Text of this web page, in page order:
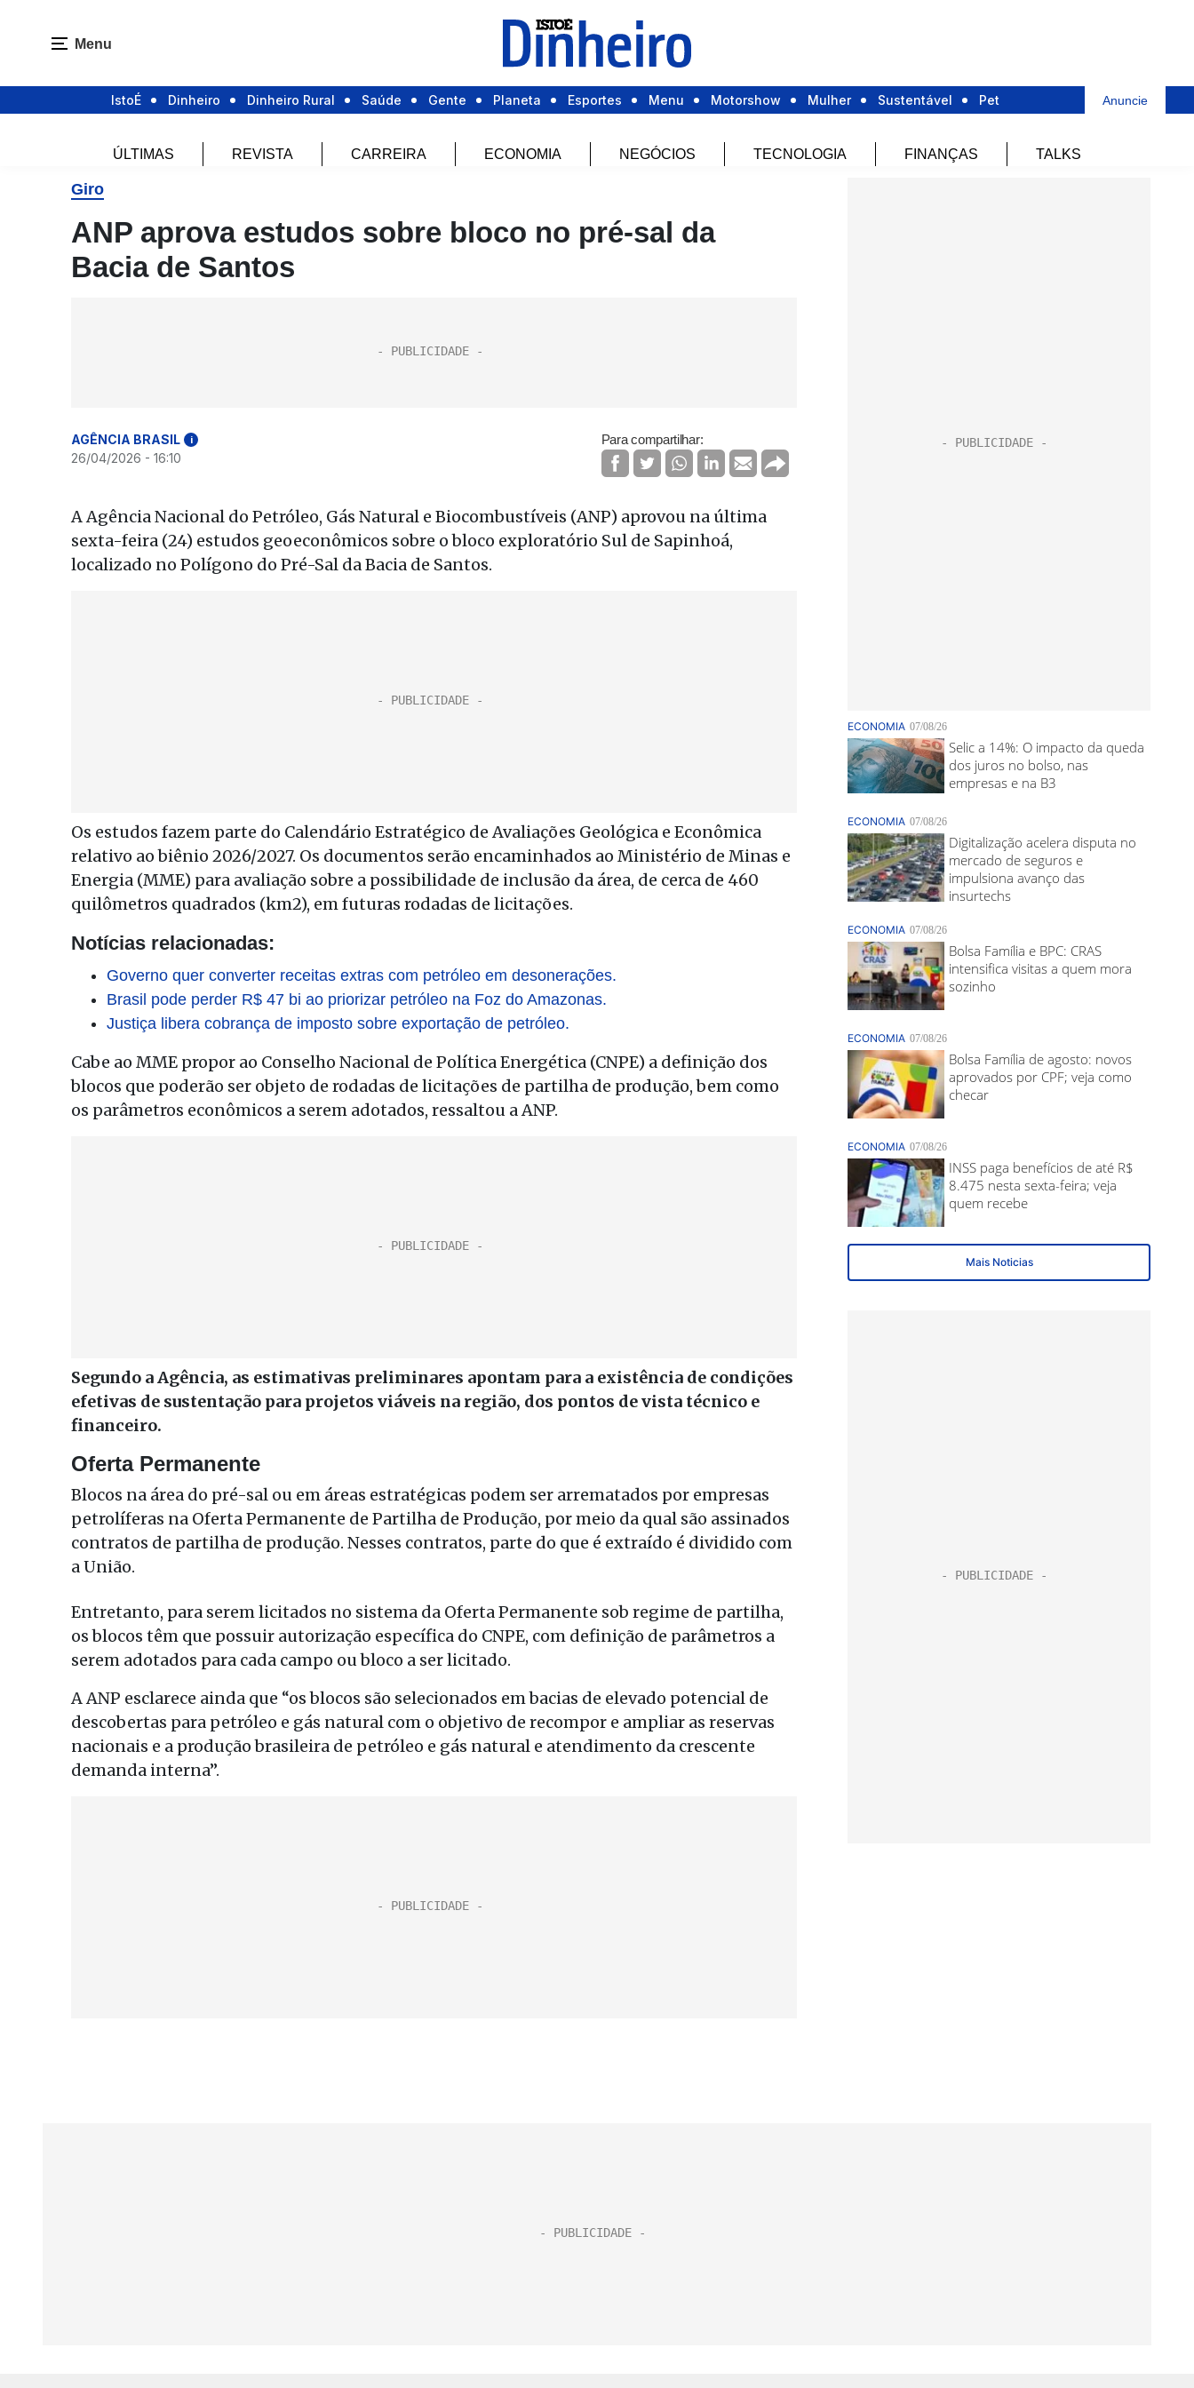
Menu
IstoÉ Dinheiro Dinheiro Rural Saúde Gente Planeta Esportes Menu Motorshow Mulher Sustentável Pet Anuncie
ÚLTIMAS REVISTA CARREIRA ECONOMIA NEGÓCIOS TECNOLOGIA FINANÇAS TALKS
Giro
ANP aprova estudos sobre bloco no pré-sal da
Bacia de Santos
AGÊNCIA BRASIL i
26/04/2026 - 16:10
Para compartilhar:
A Agência Nacional do Petróleo, Gás Natural e Biocombustíveis (ANP) aprovou na última
sexta-feira (24) estudos geoeconômicos sobre o bloco exploratório Sul de Sapinhoá,
localizado no Polígono do Pré-Sal da Bacia de Santos.
Os estudos fazem parte do Calendário Estratégico de Avaliações Geológica e Econômica
relativo ao biênio 2026/2027. Os documentos serão encaminhados ao Ministério de Minas e
Energia (MME) para avaliação sobre a possibilidade de inclusão da área, de cerca de 460
quilômetros quadrados (km2), em futuras rodadas de licitações.
Notícias relacionadas:
Governo quer converter receitas extras com petróleo em desonerações.
Brasil pode perder R$ 47 bi ao priorizar petróleo na Foz do Amazonas.
Justiça libera cobrança de imposto sobre exportação de petróleo.
Cabe ao MME propor ao Conselho Nacional de Política Energética (CNPE) a definição dos
blocos que poderão ser objeto de rodadas de licitações de partilha de produção, bem como
os parâmetros econômicos a serem adotados, ressaltou a ANP.
Segundo a Agência, as estimativas preliminares apontam para a existência de condições
efetivas de sustentação para projetos viáveis na região, dos pontos de vista técnico e
financeiro.
Oferta Permanente
Blocos na área do pré-sal ou em áreas estratégicas podem ser arrematados por empresas
petrolíferas na Oferta Permanente de Partilha de Produção, por meio da qual são assinados
contratos de partilha de produção. Nesses contratos, parte do que é extraído é dividido com
a União.
Entretanto, para serem licitados no sistema da Oferta Permanente sob regime de partilha,
os blocos têm que possuir autorização específica do CNPE, com definição de parâmetros a
serem adotados para cada campo ou bloco a ser licitado.
A ANP esclarece ainda que “os blocos são selecionados em bacias de elevado potencial de
descobertas para petróleo e gás natural com o objetivo de recompor e ampliar as reservas
nacionais e a produção brasileira de petróleo e gás natural e atendimento da crescente
demanda interna”.